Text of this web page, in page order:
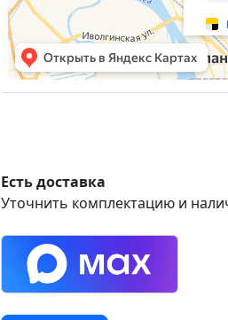
Есть доставка
Уточнить комплектацию и